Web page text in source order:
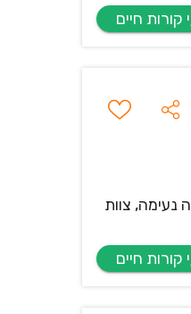
נעימה, צוות